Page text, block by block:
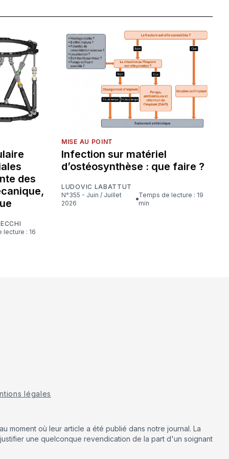
des
MISE AU POINT
Infection sur matériel
d’ostéosynthèse : que faire ?
LUDOVIC LABATTUT
N°355 - Juin / Juillet
2026
Temps de lecture : 19
min
légales
moment où leur article a été publié dans notre journal. La
une quelconque revendication de la part d'un soignant